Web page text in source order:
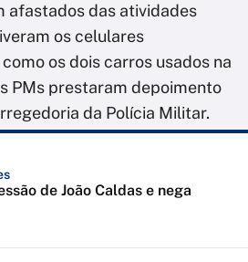
afastados das atividades
os celulares
os dois carros usados na
PMs prestaram depoimento
da Polícia Militar.
de João Caldas e nega